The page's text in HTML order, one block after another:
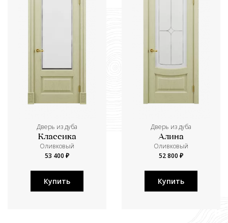
Дверь из дуба
Классика
Оливковый
53 400 ₽
Купить
Дверь из дуба
Алина
Оливковый
52 800 ₽
Купить